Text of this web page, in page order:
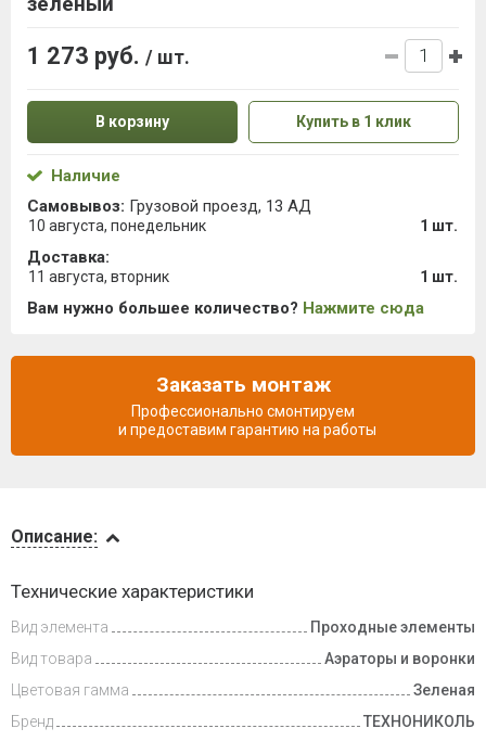
Доставка
и оплата
Описание:
Технические характеристики
Вид элемента
Проходные элементы
Вид товара
Аэраторы и воронки
Цветовая гамма
Зеленая
Бренд
ТЕХНОНИКОЛЬ
1 273 руб. / шт.
В корзину Купить в 1 клик
Наличие
Самовывоз: Грузовой проезд, 13 АД
10 августа, понедельник 1 шт.
Доставка:
11 августа, вторник 1 шт.
Вам нужно большее количество? Нажмите сюда
Заказать монтаж
Профессионально смонтируем
и предоставим гарантию на работы